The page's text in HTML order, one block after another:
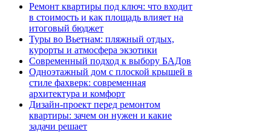
Ремонт квартиры под ключ: что входит
в стоимость и как площадь влияет на
итоговый бюджет
Туры во Вьетнам: пляжный отдых,
курорты и атмосфера экзотики
Современный подход к выбору БАДов
Одноэтажный дом с плоской крышей в
стиле фахверк: современная
архитектура и комфорт
Дизайн-проект перед ремонтом
квартиры: зачем он нужен и какие
задачи решает